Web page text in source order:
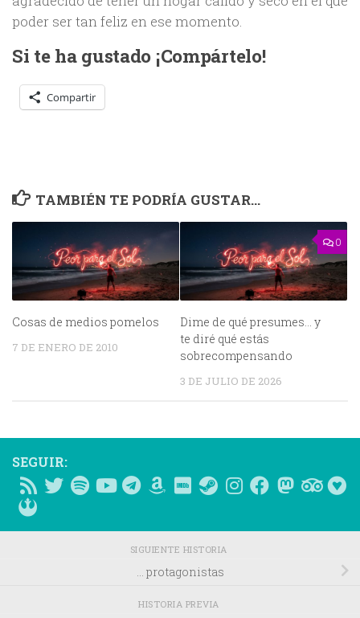
poder ser tan feliz en ese momento.
Si te ha gustado ¡Compártelo!
Compartir
TAMBIÉN TE PODRÍA GUSTAR...
Cosas de medios pomelos
7 DE ENERO DE 2010
0
Dime de qué presumes… y
te diré qué estás
sobrecompensando
3 DE JULIO DE 2026
SEGUIR:
SIGUIENTE HISTORIA
… protagonistas
HISTORIA PREVIA